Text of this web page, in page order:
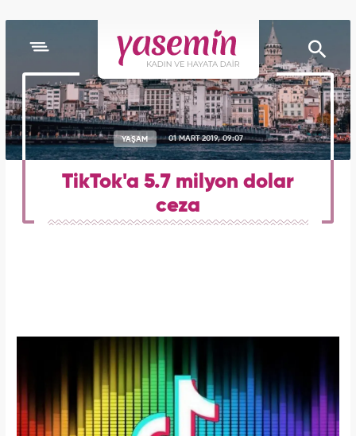
YAŞAM 01 MART 2019, 09:07
TikTok'a 5.7 milyon dolar
ceza